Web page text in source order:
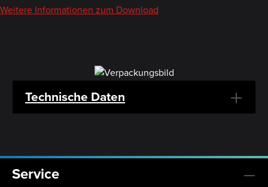
Weitere Informationen zum Download
Technische Daten
Service